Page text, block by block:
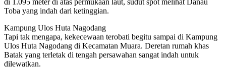
di 1.095 meter di atas permukaan laut, sudut spot melihat Danau
Toba yang indah dari ketinggian.
Kampung Ulos Huta Nagodang
Tapi tak mengapa, kekecewaan terobati begitu sampai di Kampung
Ulos Huta Nagodang di Kecamatan Muara. Deretan rumah khas
Batak yang terletak di tengah persawahan sangat indah untuk
dilewatkan.